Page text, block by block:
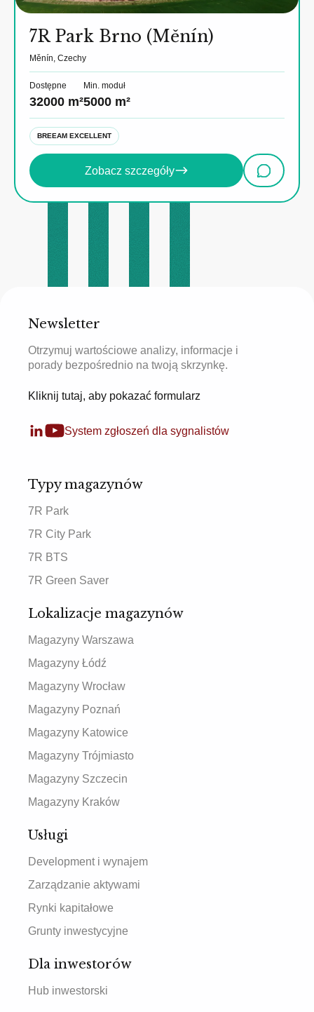
7R Park Brno (Měnín)
Měnín, Czechy
Dostępne
32000 m²
Min. moduł
5000 m²
BREEAM EXCELLENT
Zobacz szczegóły
Newsletter
Otrzymuj wartościowe analizy, informacje i
porady bezpośrednio na twoją skrzynkę.
Kliknij tutaj, aby pokazać formularz
System zgłoszeń dla sygnalistów
Typy magazynów
7R Park
7R City Park
7R BTS
7R Green Saver
Lokalizacje magazynów
Magazyny Warszawa
Magazyny Łódź
Magazyny Wrocław
Magazyny Poznań
Magazyny Katowice
Magazyny Trójmiasto
Magazyny Szczecin
Magazyny Kraków
Usługi
Development i wynajem
Zarządzanie aktywami
Rynki kapitałowe
Grunty inwestycyjne
Dla inwestorów
Hub inwestorski